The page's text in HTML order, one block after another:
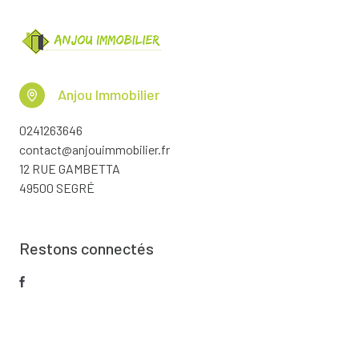
Anjou Immobilier
0241263646
contact@anjouimmobilier.fr
12 RUE GAMBETTA
49500 SEGRÉ
Restons connectés